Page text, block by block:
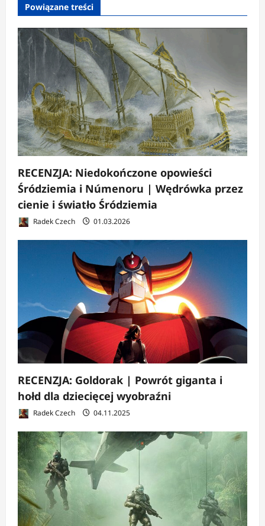
i
s
y
Powiązane treści
RECENZJA: Niedokończone opowieści
Śródziemia i Númenoru | Wędrówka przez
cienie i światło Śródziemia
Radek Czech 01.03.2026
RECENZJA: Goldorak | Powrót giganta i
hołd dla dziecięcej wyobraźni
Radek Czech 04.11.2025